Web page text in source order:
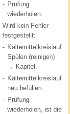
- Prüfung
wiederholen.
Wird kein Fehler
festgestellt:
- Kältemittelkreislauf
Spülen (reinigen)
→ Kapitel.
- Kältemittelkreislauf
neu befüllen.
- Prüfung
wiederholen, ist die